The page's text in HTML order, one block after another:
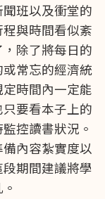
班以及衝堂的
與時間看似紊
除了將每日的
常忘的經濟統
時間內一定能
要看本子上的
控讀書狀況。
內容紮實度以
期間建議將學